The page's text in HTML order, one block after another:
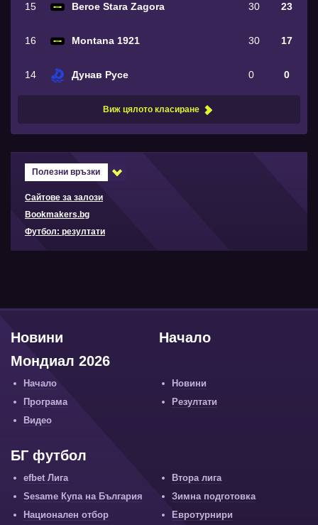
15 Beroe Stara Zagora 30 23
16 Montana 1921 30 17
14 Дунав Русе 0 0
Виж цялото класиране
Полезни връзки
Сайтове за залози
Bookmakers.bg
Футбол: резултати
Начало
Новини
Мондиал 2026
Начало
Новини
Програма
Резултати
Видео
БГ футбол
efbet Лига
Втора лига
Sesame Купа на България
Зимна подготовка
Национален отбор
Евротурнири